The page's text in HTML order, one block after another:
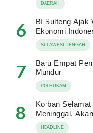
DAERAH
6
BI Sulteng Ajak
Ekonomi
SULAWESI TENGAH
7
Baru Empat
Mundur
POLHUKAM
8
Korban
Meninggal,
HEADLINE